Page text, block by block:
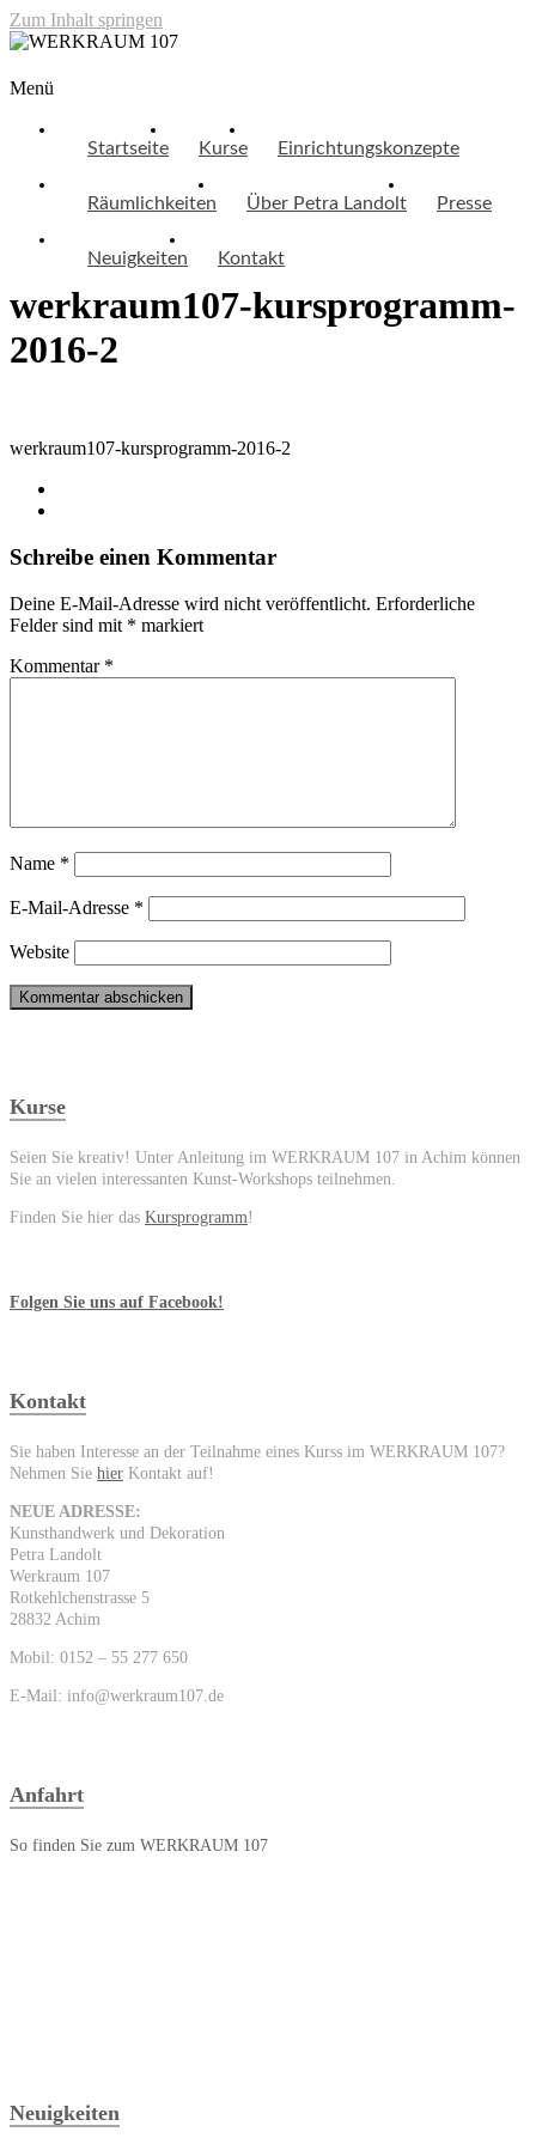
Zum Inhalt springen
WERKRAUM 107
Menü
Startseite Kurse Einrichtungskonzepte
Räumlichkeiten Über Petra Landolt Presse
Neuigkeiten Kontakt
werkraum107-kursprogramm-
2016-2
werkraum107-kursprogramm-2016-2
Schreibe einen Kommentar
Deine E-Mail-Adresse wird nicht veröffentlicht. Erforderliche
Felder sind mit * markiert
Kommentar *
Name *
E-Mail-Adresse *
Website
Kurse
Seien Sie kreativ! Unter Anleitung im WERKRAUM 107 in Achim können
Sie an vielen interessanten Kunst-Workshops teilnehmen.
Finden Sie hier das Kursprogramm!
Folgen Sie uns auf Facebook!
Kontakt
Sie haben Interesse an der Teilnahme eines Kurss im WERKRAUM 107?
Nehmen Sie hier Kontakt auf!
NEUE ADRESSE:
Kunsthandwerk und Dekoration
Petra Landolt
Werkraum 107
Rotkehlchenstrasse 5
28832 Achim
Mobil: 0152 – 55 277 650
E-Mail: info@werkraum107.de
Anfahrt
So finden Sie zum WERKRAUM 107
Neuigkeiten